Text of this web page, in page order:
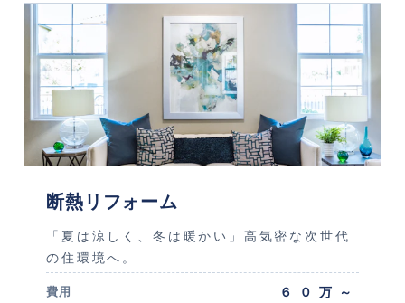
断熱リフォーム
「夏は涼しく、冬は暖かい」高気密な次世代
の住環境へ。
費用 ６０万～